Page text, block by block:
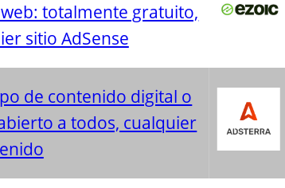
totalmente gratuito,
sitio AdSense
de contenido digital o
a todos, cualquier